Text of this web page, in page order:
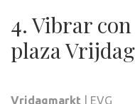
4. Vibrar
plaza
Vridagmarkt | EVG